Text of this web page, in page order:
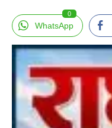
WhatsApp
0